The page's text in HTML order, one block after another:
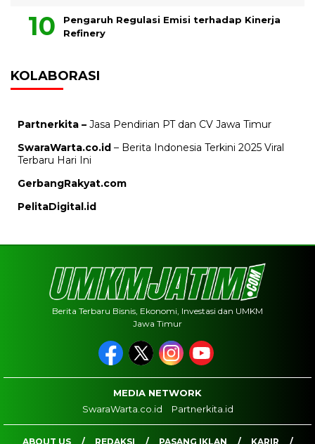
Pengaruh Regulasi Emisi terhadap Kinerja
Refinery
KOLABORASI
Partnerkita – Jasa Pendirian PT dan CV Jawa Timur
SwaraWarta.co.id – Berita Indonesia Terkini 2025 Viral
Terbaru Hari Ini
GerbangRakyat.com
PelitaDigital.id
Berita Terbaru Bisnis, Ekonomi, Investasi dan UMKM
Jawa Timur
MEDIA NETWORK
SwaraWarta.co.id
Partnerkita.id
ABOUT US REDAKSI PASANG IKLAN KARIR